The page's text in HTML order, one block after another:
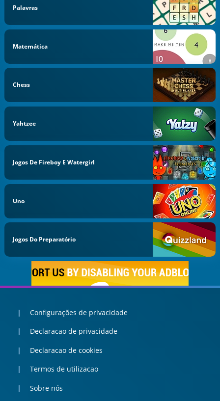
Palavras
Matemática
Chess
Yahtzee
Jogos De Fireboy E Watergirl
Uno
Jogos Do Preparatório
Configurações de privacidade
Declaracao de privacidade
Declaracao de cookies
Termos de utilizacao
Sobre nós